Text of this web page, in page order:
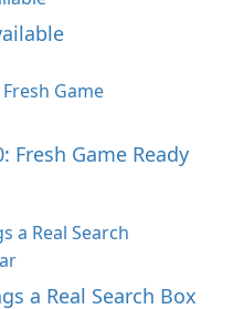
Fresh Game Ready
a Real Search Box